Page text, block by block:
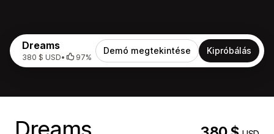
Dreams
380 $ USD• 97%
Demó megtekintése Kipróbálás